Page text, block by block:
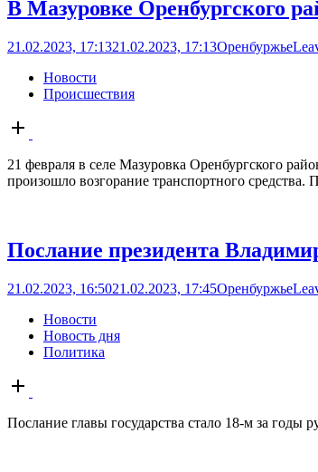
В Мазуровке Оренбургского
21.02.2023, 17:1321.02.2023, 17:13Оренбуржье
Новости
Происшествия
Open
post
21 февраля в селе Мазуровка Оренбургского
произошло возгорание транспортного
Послание президента
21.02.2023, 16:5021.02.2023, 17:45Оренбуржье
Новости
Новость дня
Политика
Open
post
Послание главы государства стало 18-м за годы